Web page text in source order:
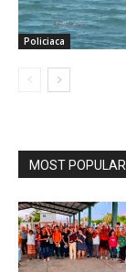
Policiaca
MOST POPULAR